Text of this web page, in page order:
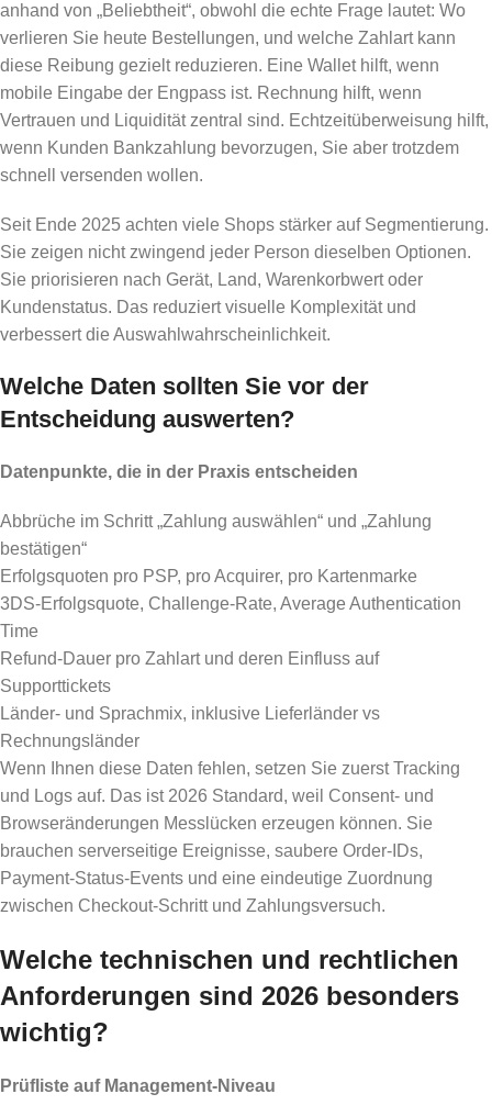
anhand von „Beliebtheit“, obwohl die echte Frage lautet: Wo
verlieren Sie heute Bestellungen, und welche Zahlart kann
diese Reibung gezielt reduzieren. Eine Wallet hilft, wenn
mobile Eingabe der Engpass ist. Rechnung hilft, wenn
Vertrauen und Liquidität zentral sind. Echtzeitüberweisung hilft,
wenn Kunden Bankzahlung bevorzugen, Sie aber trotzdem
schnell versenden wollen.
Seit Ende 2025 achten viele Shops stärker auf Segmentierung.
Sie zeigen nicht zwingend jeder Person dieselben Optionen.
Sie priorisieren nach Gerät, Land, Warenkorbwert oder
Kundenstatus. Das reduziert visuelle Komplexität und
verbessert die Auswahlwahrscheinlichkeit.
Welche Daten sollten Sie vor der
Entscheidung auswerten?
Datenpunkte, die in der Praxis entscheiden
Abbrüche im Schritt „Zahlung auswählen“ und „Zahlung
bestätigen“
Erfolgsquoten pro PSP, pro Acquirer, pro Kartenmarke
3DS-Erfolgsquote, Challenge-Rate, Average Authentication
Time
Refund-Dauer pro Zahlart und deren Einfluss auf
Supporttickets
Länder- und Sprachmix, inklusive Lieferländer vs
Rechnungsländer
Wenn Ihnen diese Daten fehlen, setzen Sie zuerst Tracking
und Logs auf. Das ist 2026 Standard, weil Consent- und
Browseränderungen Messlücken erzeugen können. Sie
brauchen serverseitige Ereignisse, saubere Order-IDs,
Payment-Status-Events und eine eindeutige Zuordnung
zwischen Checkout-Schritt und Zahlungsversuch.
Welche technischen und rechtlichen
Anforderungen sind 2026 besonders
wichtig?
Prüfliste auf Management-Niveau